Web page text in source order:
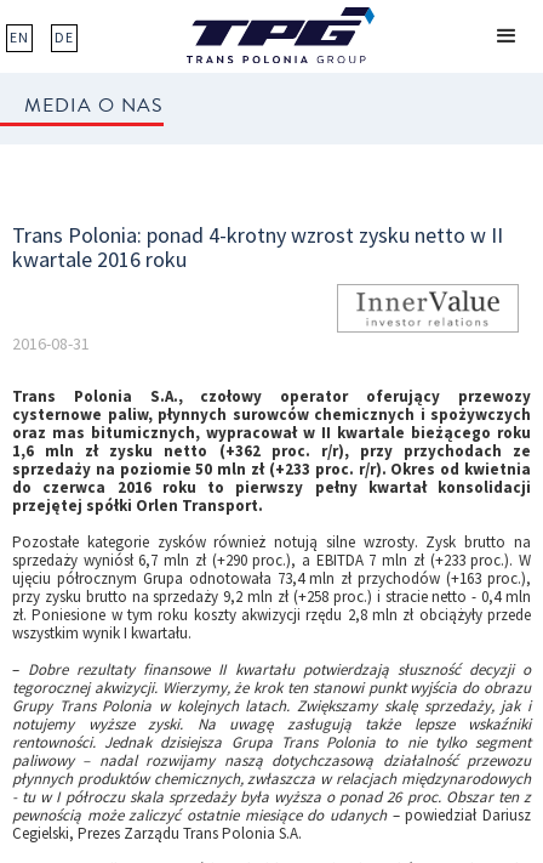
EN DE
MEDIA O NAS
Trans Polonia: ponad 4-krotny wzrost zysku netto w II
kwartale 2016 roku
2016-08-31
Trans Polonia S.A., czołowy operator oferujący przewozy
cysternowe paliw, płynnych surowców chemicznych i spożywczych
oraz mas bitumicznych, wypracował w II kwartale bieżącego roku
1,6 mln zł zysku netto (+362 proc. r/r), przy przychodach ze
sprzedaży na poziomie 50 mln zł (+233 proc. r/r). Okres od kwietnia
do czerwca 2016 roku to pierwszy pełny kwartał konsolidacji
przejętej spółki Orlen Transport.
Pozostałe kategorie zysków również notują silne wzrosty. Zysk brutto na
sprzedaży wyniósł 6,7 mln zł (+290 proc.), a EBITDA 7 mln zł (+233 proc.). W
ujęciu półrocznym Grupa odnotowała 73,4 mln zł przychodów (+163 proc.),
przy zysku brutto na sprzedaży 9,2 mln zł (+258 proc.) i stracie netto - 0,4 mln
zł. Poniesione w tym roku koszty akwizycji rzędu 2,8 mln zł obciążyły przede
wszystkim wynik I kwartału.
– Dobre rezultaty finansowe II kwartału potwierdzają słuszność decyzji o
tegorocznej akwizycji. Wierzymy, że krok ten stanowi punkt wyjścia do obrazu
Grupy Trans Polonia w kolejnych latach. Zwiększamy skalę sprzedaży, jak i
notujemy wyższe zyski. Na uwagę zasługują także lepsze wskaźniki
rentowności. Jednak dzisiejsza Grupa Trans Polonia to nie tylko segment
paliwowy – nadal rozwijamy naszą dotychczasową działalność przewozu
płynnych produktów chemicznych, zwłaszcza w relacjach międzynarodowych
- tu w I półroczu skala sprzedaży była wyższa o ponad 26 proc. Obszar ten z
pewnością może zaliczyć ostatnie miesiące do udanych – powiedział Dariusz
Cegielski, Prezes Zarządu Trans Polonia S.A.